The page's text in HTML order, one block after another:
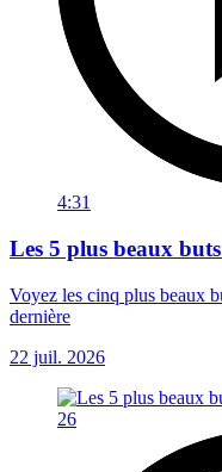
4:31
Les 5 plus beaux
Voyez les cinq plus beaux
dernière
22 juil. 2026